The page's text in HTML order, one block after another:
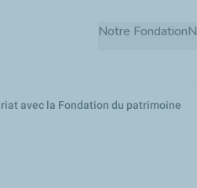
Aller
Notre Fondation
avec la Fondation du patrimoine